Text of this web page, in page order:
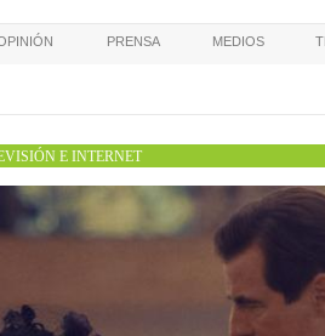
PRENSA MEDIOS
E INTERNET